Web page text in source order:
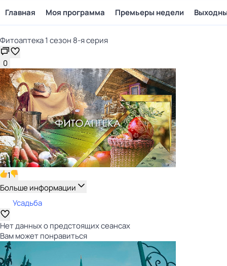
Главная Моя программа Премьеры недели
Фитоаптека 1 сезон 8-я серия
0
1
Больше информации
Усадьба
Нет данных о предстоящих сеансах
Вам может понравиться